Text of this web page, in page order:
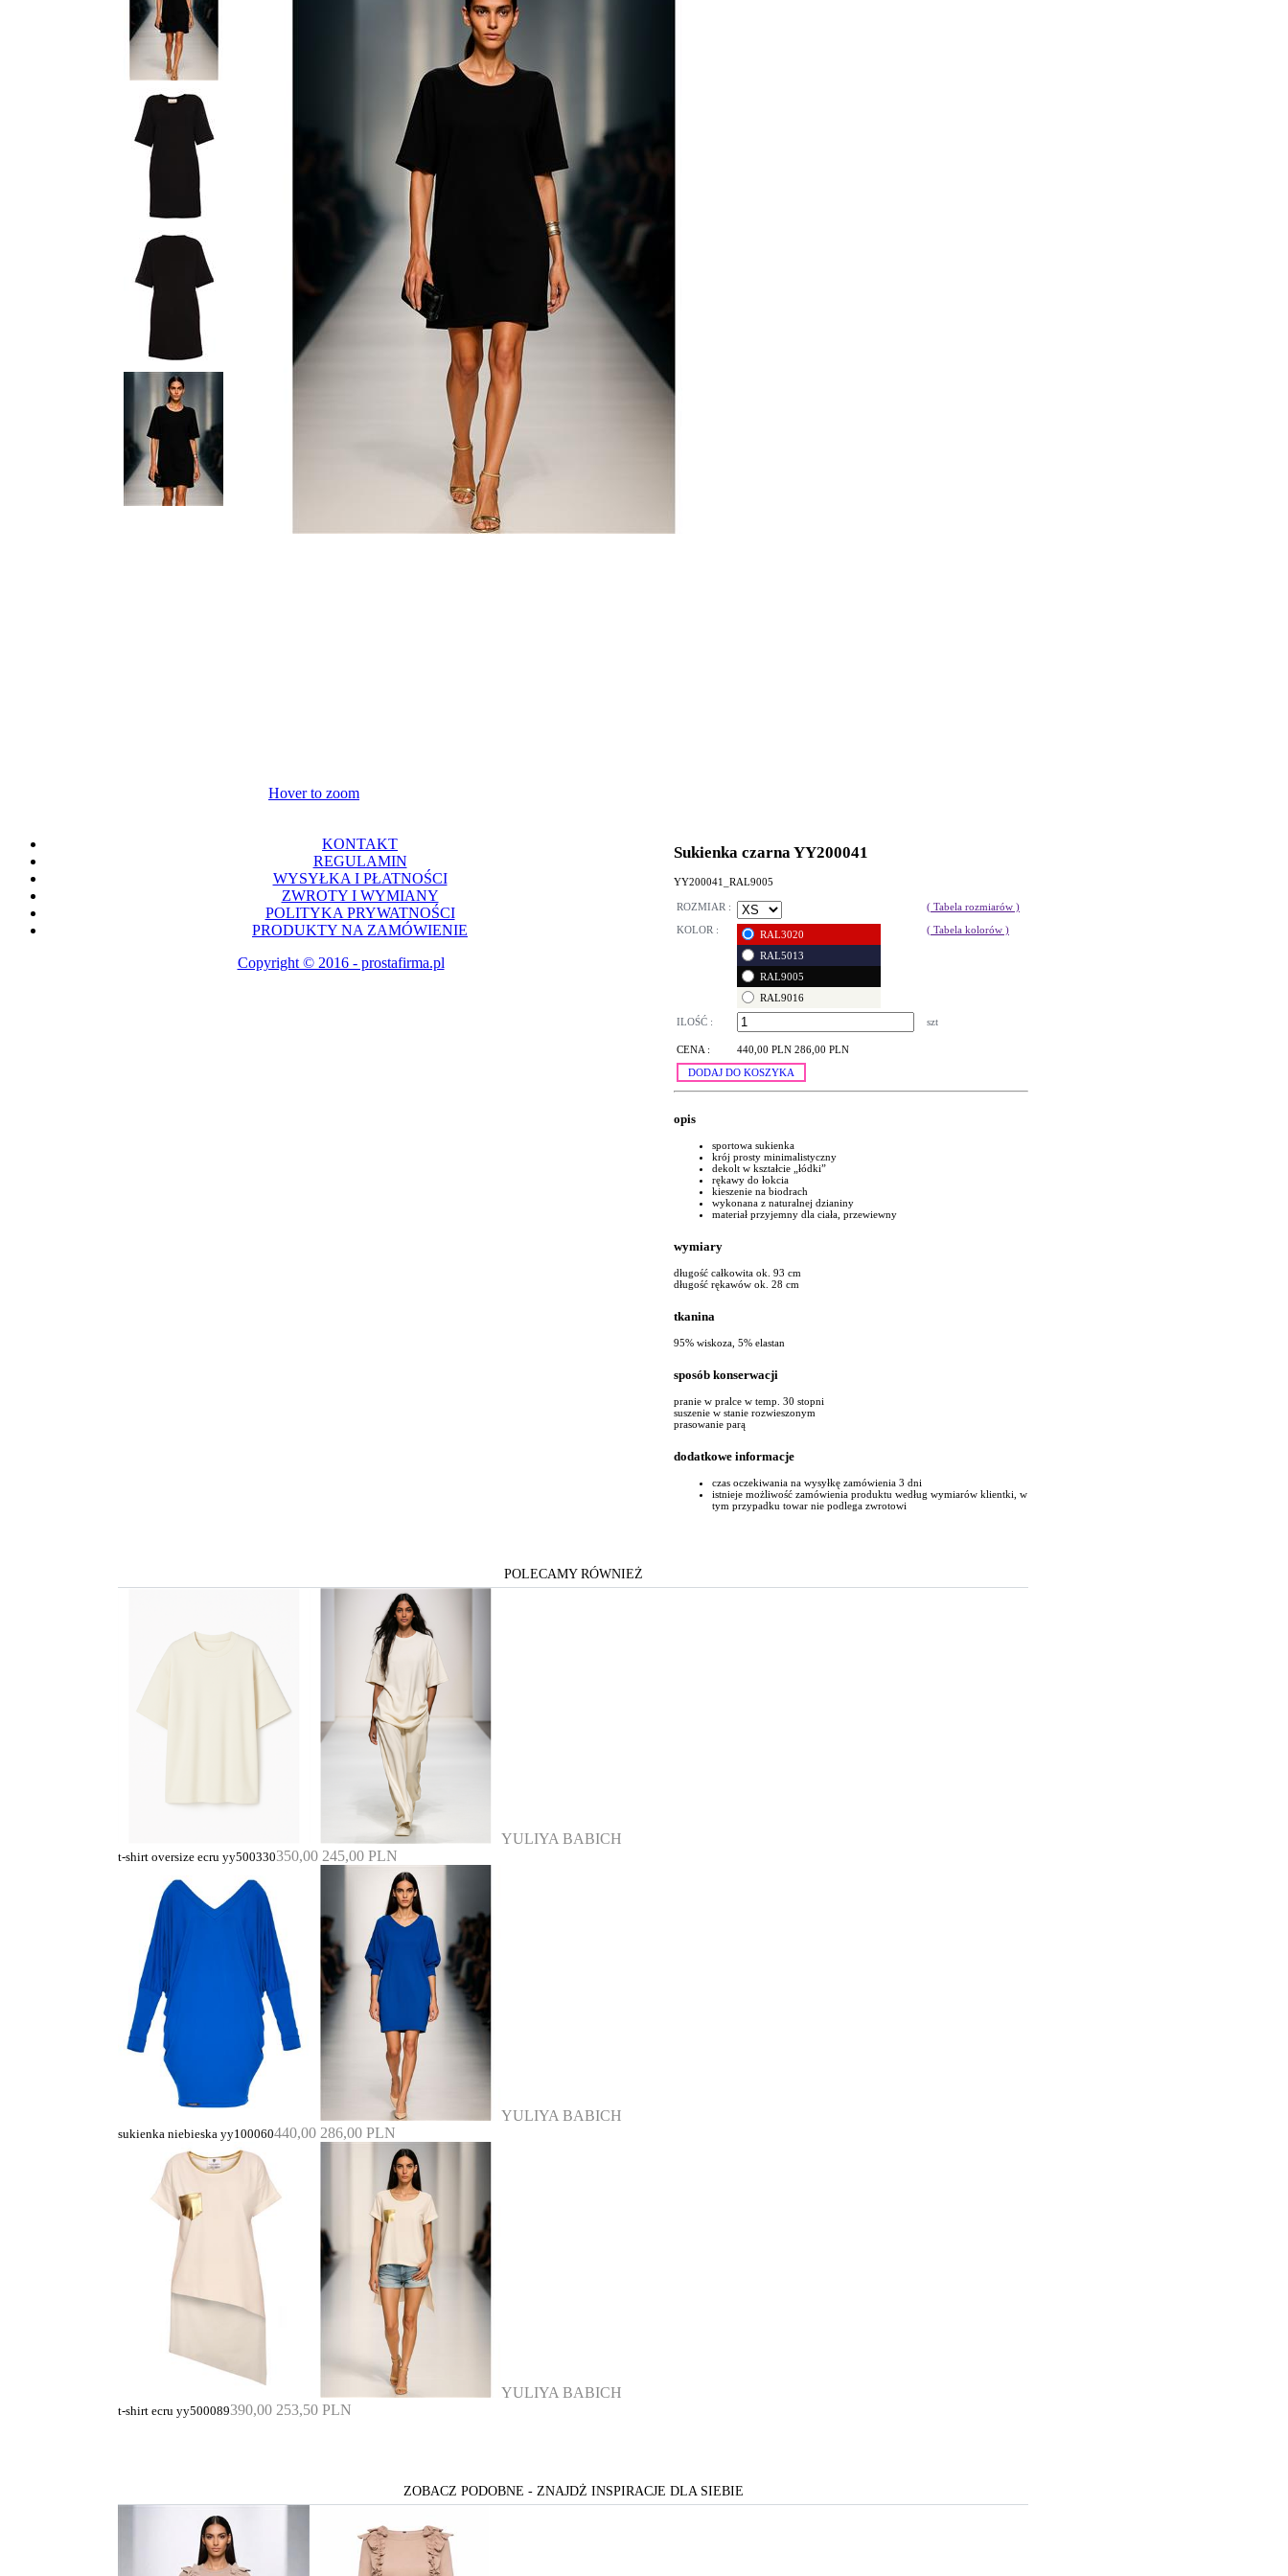
Hover to zoom
Sukienka czarna YY200041
YY200041_RAL9005
ROZMIAR :
( Tabela rozmiarów )
KOLOR :
RAL3020
RAL5013
RAL9005
RAL9016
( Tabela kolorów )
ILOŚĆ : szt
CENA : 440,00 PLN 286,00 PLN
DODAJ DO KOSZYKA
opis
sportowa sukienka
krój prosty minimalistyczny
dekolt w kształcie „łódki”
rękawy do łokcia
kieszenie na biodrach
wykonana z naturalnej dzianiny
materiał przyjemny dla ciała, przewiewny
wymiary
długość całkowita ok. 93 cm
długość rękawów ok. 28 cm
tkanina
95% wiskoza, 5% elastan
sposób konserwacji
pranie w pralce w temp. 30 stopni
suszenie w stanie rozwieszonym
prasowanie parą
dodatkowe informacje
czas oczekiwania na wysyłkę zamówienia 3 dni
istnieje możliwość zamówienia produktu według wymiarów klientki, w
tym przypadku towar nie podlega zwrotowi
POLECAMY RÓWNIEŻ
YULIYA BABICH
t-shirt oversize ecru yy500330350,00 245,00 PLN
YULIYA BABICH
sukienka niebieska yy100060440,00 286,00 PLN
YULIYA BABICH
t-shirt ecru yy500089390,00 253,50 PLN
ZOBACZ PODOBNE - ZNAJDŻ INSPIRACJE DLA SIEBIE
KONTAKT
REGULAMIN
WYSYŁKA I PŁATNOŚCI
ZWROTY I WYMIANY
POLITYKA PRYWATNOŚCI
PRODUKTY NA ZAMÓWIENIE
Copyright © 2016 - prostafirma.pl